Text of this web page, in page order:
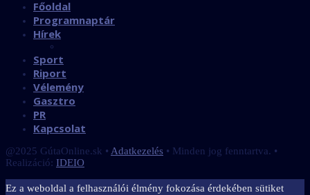
Főoldal
Programnaptár
Hírek
Sport
Riport
Vélemény
Gasztro
PR
Kapcsolat
@2025 GútaOnline.sk • Adatkezelés • Minden jog fenntartva. •
Realizáció: IDEIO
Ez a weboldal a felhasználói élmény fokozása érdekében sütiket